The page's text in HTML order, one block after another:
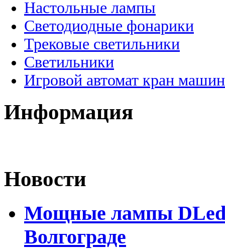
Настольные лампы
Светодиодные фонарики
Трековые светильники
Светильники
Игровой автомат кран
Информация
Новости
Мощные лампы DLed
Волгограде